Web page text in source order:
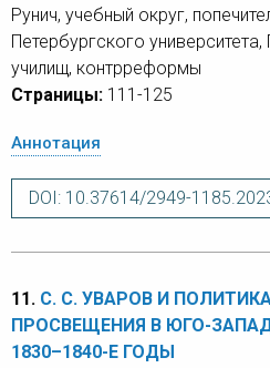
Рунич, учебный округ,
Петербургского университета,
училищ, контрреформы
Страницы: 111-125
Аннотация
DOI: 10.37614/2949-
11. С. С. УВАРОВ И
ПРОСВЕЩЕНИЯ В ЮГО-
1830–1840-Е ГОДЫ